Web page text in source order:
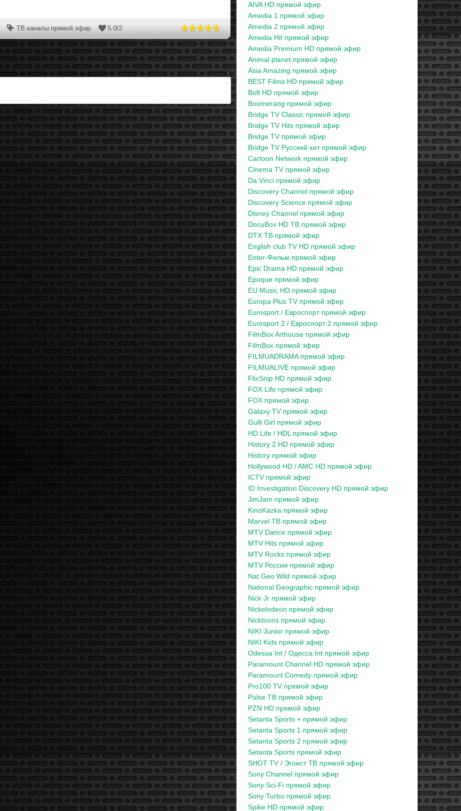
ТВ каналы прямой эфир 5.0/2
AIVA HD прямой эфир
Amedia 1 прямой эфир
Amedia 2 прямой эфир
Amedia Hit прямой эфир
Amedia Premium HD прямой эфир
Animal planet прямой эфир
Asia Amazing прямой эфир
BEST Films HD прямой эфир
Bolt HD прямой эфир
Boomerang прямой эфир
Bridge TV Classic прямой эфир
Bridge TV Hits прямой эфир
Bridge TV прямой эфир
Bridge TV Русский хит прямой эфир
Cartoon Network прямой эфир
Cinema TV прямой эфир
Da Vinci прямой эфир
Discovery Channel прямой эфир
Discovery Science прямой эфир
Disney Channel прямой эфир
DocuBox HD ТВ прямой эфир
DTX ТВ прямой эфир
English club TV HD прямой эфир
Enter-Фильм прямой эфир
Epic Drama HD прямой эфир
Epoque прямой эфир
EU Music HD прямой эфир
Europa Plus TV прямой эфир
Eurosport / Евроспорт прямой эфир
Eurosport 2 / Евроспорт 2 прямой эфир
FilmBox Arthouse прямой эфир
FilmBox прямой эфир
FILMUADRAMA прямой эфир
FILMUALIVE прямой эфир
FlixSnip HD прямой эфир
FOX Life прямой эфир
FOX прямой эфир
Galaxy TV прямой эфир
Gulli Girl прямой эфир
HD Life / HDL прямой эфир
History 2 HD прямой эфир
History прямой эфир
Hollywood HD / AMC HD прямой эфир
ICTV прямой эфир
ID Investigation Discovery HD прямой эфир
JimJam прямой эфир
KinoKazka прямой эфир
Marvel ТВ прямой эфир
MTV Dance прямой эфир
MTV Hits прямой эфир
MTV Rocks прямой эфир
MTV Россия прямой эфир
Nat Geo Wild прямой эфир
National Geographic прямой эфир
Nick Jr прямой эфир
Nickelodeon прямой эфир
Nicktoons прямой эфир
NIKI Junior прямой эфир
NIKI Kids прямой эфир
Odessa Int / Одесса Int прямой эфир
Paramount Channel HD прямой эфир
Paramount Comedy прямой эфир
Pro100 TV прямой эфир
Pulse ТВ прямой эфир
PZN HD прямой эфир
Setanta Sports + прямой эфир
Setanta Sports 1 прямой эфир
Setanta Sports 2 прямой эфир
Setanta Sports прямой эфир
SHOT TV / Эгоист ТВ прямой эфир
Sony Channel прямой эфир
Sony Sci-Fi прямой эфир
Sony Turbo прямой эфир
Spike HD прямой эфир